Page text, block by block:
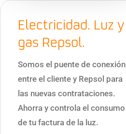
Electricidad. Luz y
gas Repsol.
Somos el puente de conexión
entre el cliente y Repsol para
las nuevas contrataciones.
Ahorra y controla el consumo
de tu factura de la luz.